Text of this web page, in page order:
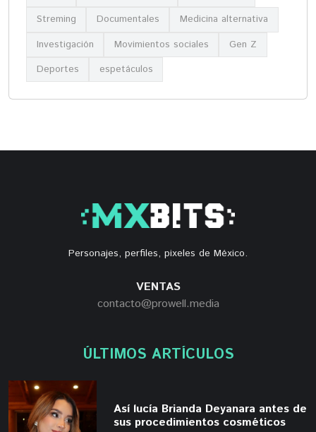
Streming
Documentales
Medicina alternativa
Investigación
Movimientos sociales
Gen Z
Deportes
espetáculos
Personajes, perfiles, pixeles de México.
VENTAS
contacto@prowell.media
ÚLTIMOS ARTÍCULOS
Así lucía Brianda Deyanara antes de
sus procedimientos cosméticos